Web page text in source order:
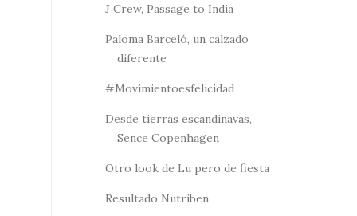
J Crew, Passage to India
Paloma Barceló, un calzado
diferente
#Movimientoesfelicidad
Desde tierras escandinavas,
Sence Copenhagen
Otro look de Lu pero de fiesta
Resultado Nutriben